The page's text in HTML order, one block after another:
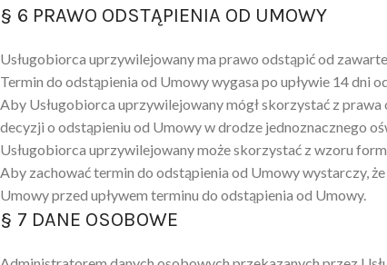
§ 6 PRAWO ODSTĄPIENIA OD UMOWY
Usługobiorca uprzywilejowany ma prawo odstąpić od
Termin do odstąpienia od Umowy wygasa po upływie 14 dni
Aby Usługobiorca uprzywilejowany mógł skorzystać z
decyzji o odstąpieniu od Umowy w drodze jednoznacznego
Usługobiorca uprzywilejowany może skorzystać z wzoru
Aby zachować termin do odstąpienia od Umowy wystarczy,
Umowy przed upływem terminu do odstąpienia od Umowy.
§ 7 DANE OSOBOWE